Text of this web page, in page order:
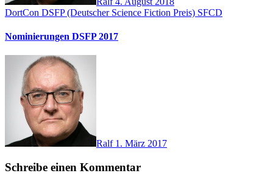
DortCon DSFP (Deutscher Science Fiction Preis) SFCD
Nominierungen DSFP 2017
Ralf 1. März 2017
Schreibe einen Kommentar